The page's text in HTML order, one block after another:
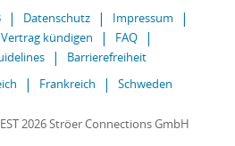
Datenschutz
Impressum
Vertrag kündigen
FAQ
Barrierefreiheit
Frankreich Schweden
2026 Ströer Connections GmbH